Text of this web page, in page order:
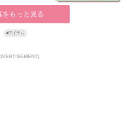
をもっと見る
#アイテム